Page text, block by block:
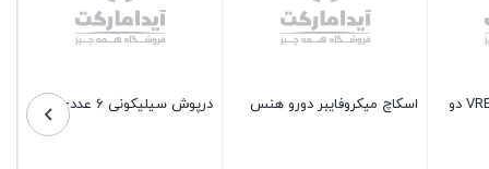
سایز 11
9 عدد در انبار 17 عدد در انبار